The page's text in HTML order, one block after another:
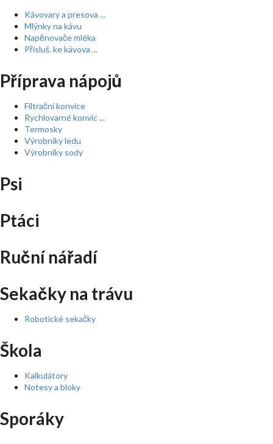
Kávovary a presova ...
Mlýnky na kávu
Napěnovače mléka
Přísluš. ke kávova ...
Příprava nápojů
Filtrační konvice
Rychlovarné konvic ...
Termosky
Výrobníky ledu
Výrobníky sody
Psi
Ptáci
Ruční nářadí
Sekačky na trávu
Robotické sekačky
Škola
Kalkulátory
Notesy a bloky
Sporáky